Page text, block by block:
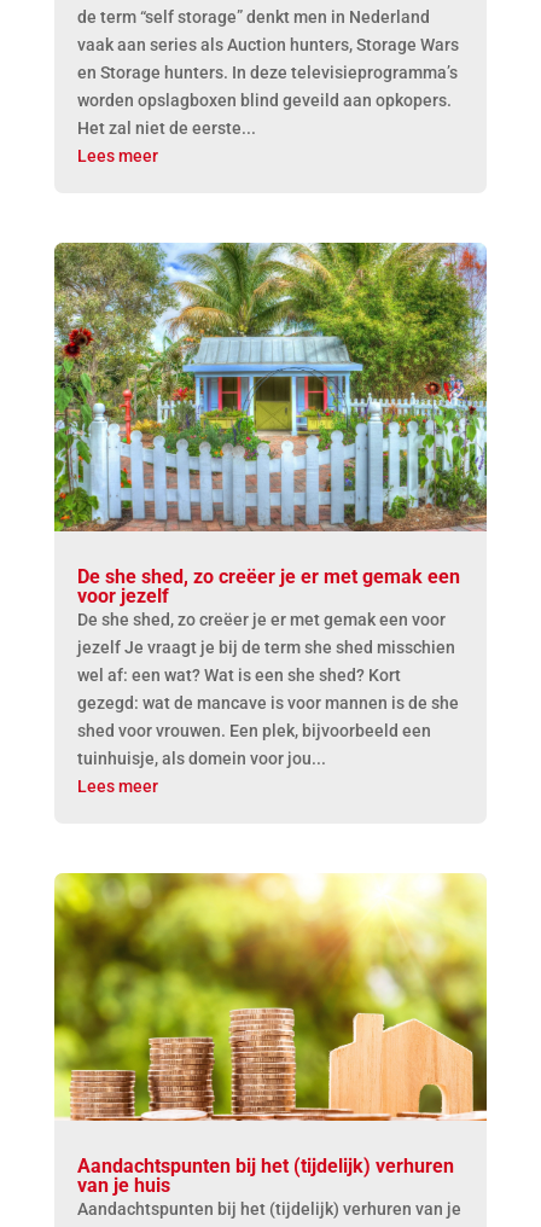
de term “self storage” denkt men in Nederland
vaak aan series als Auction hunters, Storage Wars
en Storage hunters. In deze televisieprogramma’s
worden opslagboxen blind geveild aan opkopers.
Het zal niet de eerste...
Lees meer
De she shed, zo creëer je er met gemak een
voor jezelf
De she shed, zo creëer je er met gemak een voor
jezelf Je vraagt je bij de term she shed misschien
wel af: een wat? Wat is een she shed? Kort
gezegd: wat de mancave is voor mannen is de she
shed voor vrouwen. Een plek, bijvoorbeeld een
tuinhuisje, als domein voor jou...
Lees meer
Aandachtspunten bij het (tijdelijk) verhuren
van je huis
Aandachtspunten bij het (tijdelijk) verhuren van je